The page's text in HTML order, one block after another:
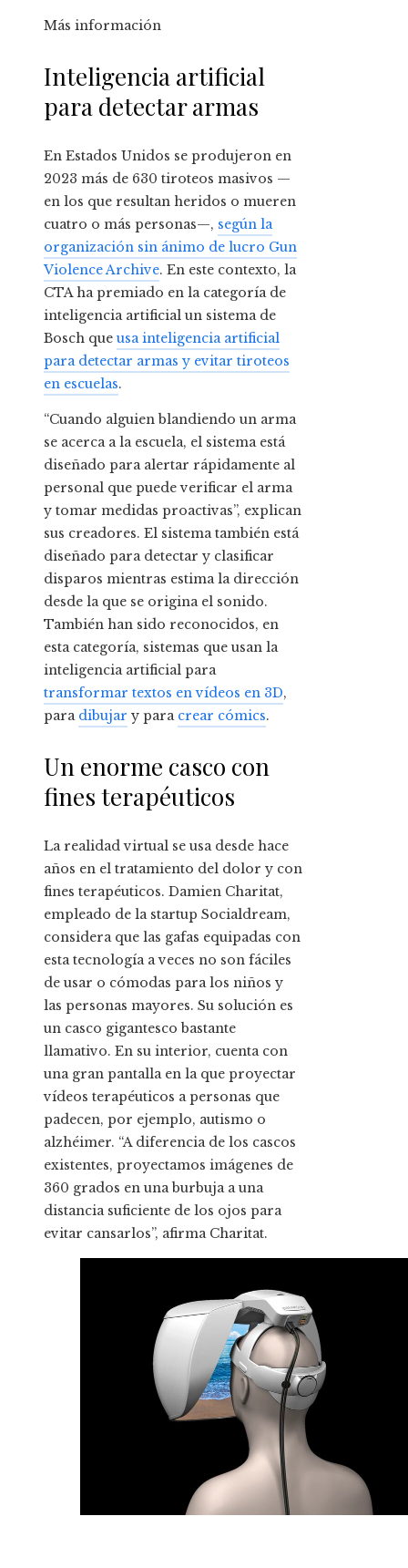
Más información
Inteligencia artificial
para detectar armas
En Estados Unidos se produjeron en
2023 más de 630 tiroteos masivos —
en los que resultan heridos o mueren
cuatro o más personas—, según la
organización sin ánimo de lucro Gun
Violence Archive. En este contexto, la
CTA ha premiado en la categoría de
inteligencia artificial un sistema de
Bosch que usa inteligencia artificial
para detectar armas y evitar tiroteos
en escuelas.
“Cuando alguien blandiendo un arma
se acerca a la escuela, el sistema está
diseñado para alertar rápidamente al
personal que puede verificar el arma
y tomar medidas proactivas”, explican
sus creadores. El sistema también está
diseñado para detectar y clasificar
disparos mientras estima la dirección
desde la que se origina el sonido.
También han sido reconocidos, en
esta categoría, sistemas que usan la
inteligencia artificial para
transformar textos en vídeos en 3D,
para dibujar y para crear cómics.
Un enorme casco con
fines terapéuticos
La realidad virtual se usa desde hace
años en el tratamiento del dolor y con
fines terapéuticos. Damien Charitat,
empleado de la startup Socialdream,
considera que las gafas equipadas con
esta tecnología a veces no son fáciles
de usar o cómodas para los niños y
las personas mayores. Su solución es
un casco gigantesco bastante
llamativo. En su interior, cuenta con
una gran pantalla en la que proyectar
vídeos terapéuticos a personas que
padecen, por ejemplo, autismo o
alzhéimer. “A diferencia de los cascos
existentes, proyectamos imágenes de
360 grados en una burbuja a una
distancia suficiente de los ojos para
evitar cansarlos”, afirma Charitat.